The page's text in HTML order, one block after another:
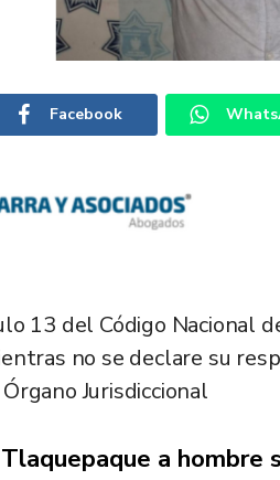
Facebook
13 del Código Nacional
no se declare su
Jurisdiccional
a hombre